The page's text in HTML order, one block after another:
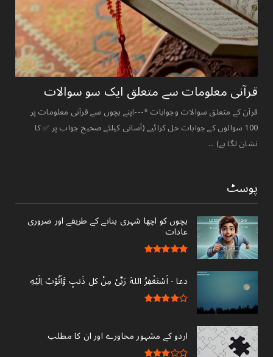
قرآنی ‏معلومات ‏سے ‏متعلق ‏ایک ‏سو ‏سوالات ‏
قرآن کے متعلق سوالات وجوابات *---اپنے بچوں سے قرآنی معلومات پر
100 سوالوں کے جوابات حل کرائیے (آسانی کیلئے صحیح جواب پر ✅ کا
نشان لگا ہے) ...
پوسٹ
بچوں کو اچھا شہری بنانے کے طریقے اور ضروری
عادات
دعا - ‎اَسْتَغْفِرُ اللهَ رَبِّىْ مِنْ کل ذَنبٍ وَّاَتُوْبُ اِلَيْهِ
اردو کے مشہور محاورے اور ان کا مطلب